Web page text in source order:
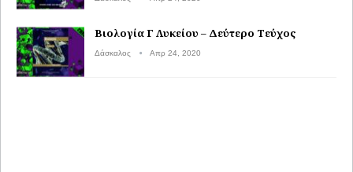
Βιολογία Γ Λυκείου – Δεύτερο Τεύχος
Δάσκαλος Απρ 24, 2020